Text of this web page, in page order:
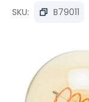
SKU: B79011